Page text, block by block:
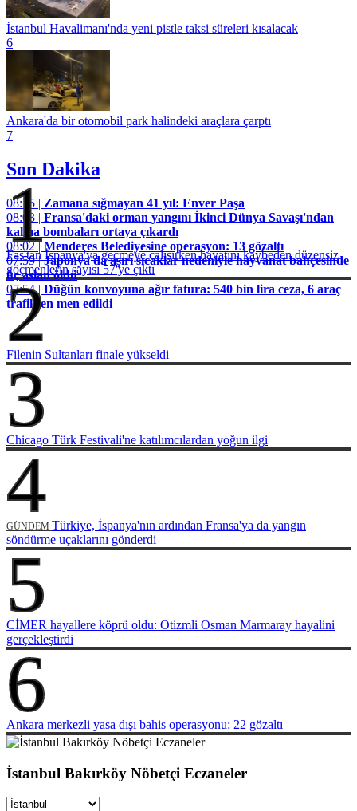
İstanbul Havalimanı'nda yeni pistle taksi süreleri kısalacak
6
Ankara'da bir otomobil park halindeki araçlara çarptı
7
Son Dakika
08:15 | Zamana sığmayan 41 yıl: Enver Paşa
08:03 | Fransa'daki orman yangını İkinci Dünya Savaşı'ndan
kalma bombaları ortaya çıkardı
08:02 |Menderes Belediyesine operasyon: 13 gözaltı
07:59 |Japonya'da aşırı sıcaklar nedeniyle hayvanat bahçesinde
üç aslan öldü
07:54 | Düğün konvoyuna ağır fatura: 540 bin lira ceza, 6 araç
trafikten men edildi
1
Fas'tan İspanya'ya geçmeye çalışırken hayatını kaybeden düzensiz
göçmenlerin sayısı 57'ye çıktı
2
Filenin Sultanları finale yükseldi
3
Chicago Türk Festivali'ne katılımcılardan yoğun ilgi
4
GÜNDEM Türkiye, İspanya'nın ardından Fransa'ya da yangın
söndürme uçaklarını gönderdi
5
CİMER hayallere köprü oldu: Otizmli Osman Marmaray hayalini
gerçekleştirdi
6
Ankara merkezli yasa dışı bahis operasyonu: 22 gözaltı
İstanbul Bakırköy Nöbetçi Eczaneler